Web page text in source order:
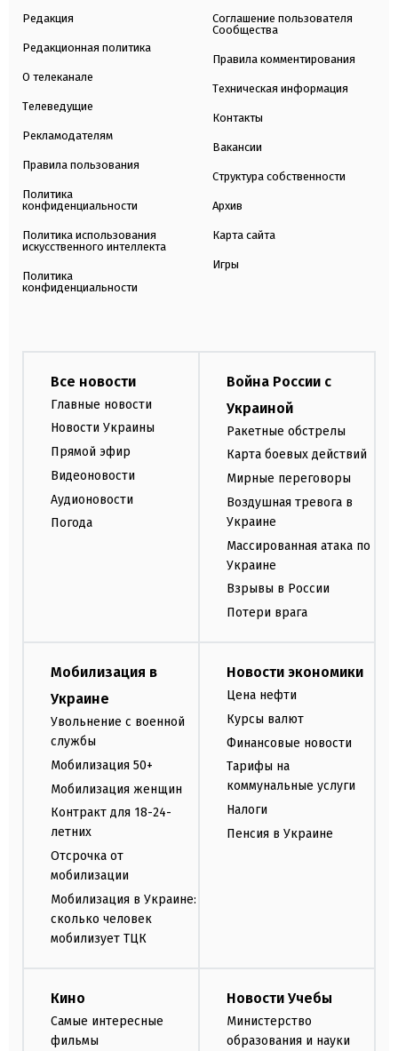
Редакция
Редакционная политика
О телеканале
Телеведущие
Рекламодателям
Правила пользования
Политика
конфиденциальности
Политика использования
искусственного интеллекта
Политика
конфиденциальности
Соглашение пользователя
Сообщества
Правила комментирования
Техническая информация
Контакты
Вакансии
Структура собственности
Архив
Карта сайта
Игры
Все новости
Главные новости
Новости Украины
Прямой эфир
Видеоновости
Аудионовости
Погода
Война России с
Украиной
Ракетные обстрелы
Карта боевых действий
Мирные переговоры
Воздушная тревога в
Украине
Массированная атака по
Украине
Взрывы в России
Потери врага
Мобилизация в
Украине
Увольнение с военной
службы
Мобилизация 50+
Мобилизация женщин
Контракт для 18-24-
летних
Отсрочка от
мобилизации
Мобилизация в Украине:
сколько человек
мобилизует ТЦК
Новости экономики
Цена нефти
Курсы валют
Финансовые новости
Тарифы на
коммунальные услуги
Налоги
Пенсия в Украине
Кино
Самые интересные
фильмы
Новости Учебы
Министерство
образования и науки